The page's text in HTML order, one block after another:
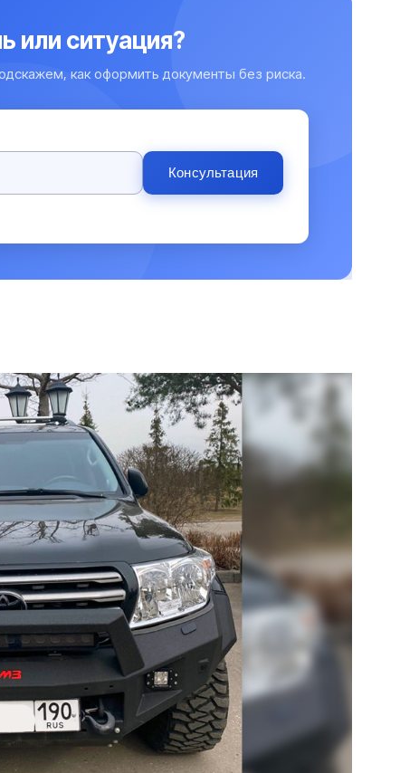
или ситуация?
как оформить документы без риска.
Консультация